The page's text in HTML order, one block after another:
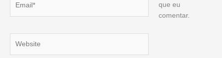
que eu
comentar.